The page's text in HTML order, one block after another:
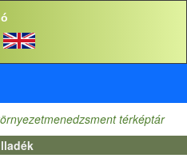
térképtár